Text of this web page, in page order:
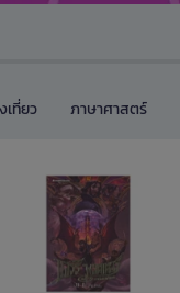
เที่ยว ภาษาศาสตร์